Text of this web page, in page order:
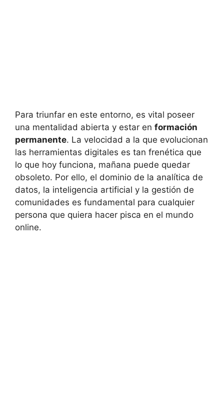
Para triunfar en este entorno, es vital poseer
una mentalidad abierta y estar en formación
permanente. La velocidad a la que evolucionan
las herramientas digitales es tan frenética que
lo que hoy funciona, mañana puede quedar
obsoleto. Por ello, el dominio de la analítica de
datos, la inteligencia artificial y la gestión de
comunidades es fundamental para cualquier
persona que quiera hacer pisca en el mundo
online.